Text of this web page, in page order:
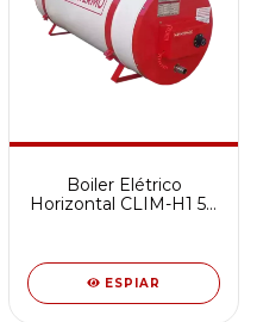
Boiler Elétrico
Horizontal CLIM-H1 50
ESPIAR